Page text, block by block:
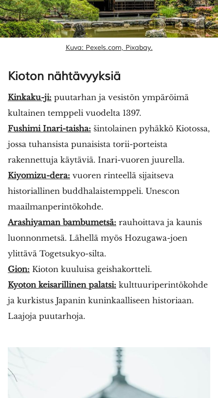
Kuva: Pexels.com, Pixabay.
Kioton nähtävyyksiä
Kinkaku-ji: puutarhan ja vesistön ympäröimä
kultainen temppeli vuodelta 1397.
Fushimi Inari-taisha: šintolainen pyhäkkö Kiotossa,
jossa tuhansista punaisista torii-porteista
rakennettuja käytäviä. Inari-vuoren juurella.
Kiyomizu-dera: vuoren rinteellä sijaitseva
historiallinen buddhalaistemppeli. Unescon
maailmanperintökohde.
Arashiyaman bambumetsä: rauhoittava ja kaunis
luonnonmetsä. Lähellä myös Hozugawa-joen
ylittävä Togetsukyo-silta.
Gion: Kioton kuuluisa geishakortteli.
Kyoton keisarillinen palatsi: kulttuuriperintökohde
ja kurkistus Japanin kuninkaalliseen historiaan.
Laajoja puutarhoja.